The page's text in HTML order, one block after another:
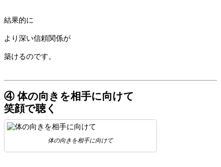
結果的に
より深い信頼関係が
築けるのです。
④ 体の向きを相手に向けて
笑顔で聴く
体の向きを相手に向けて